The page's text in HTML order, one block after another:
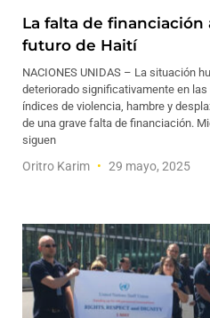
La falta de financiación
futuro de Haití
NACIONES UNIDAS – La situación
deteriorado significativamente en
índices de violencia, hambre y
de una grave falta de financiación.
siguen
Oritro Karim 29 mayo, 2025